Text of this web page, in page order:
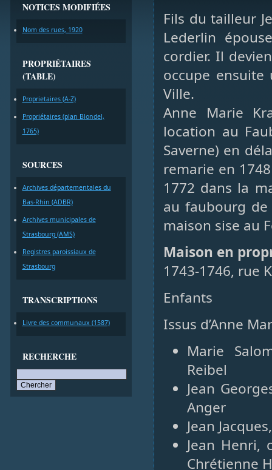
NOTICES MODIFIÉES
Nom des rues, 1920
PROPRIÉTAIRES
(TABLE)
Proprietaires (A-Z)
Propriétaires (plan Blondel,
1765)
SOURCES
Archives départementales du
Bas-Rhin (ADBR)
Archives municipales de
Strasbourg (AMS)
Registres paroissiaux de
Strasbourg
TRANSCRIPTIONS
Livre des communaux (1587)
RECHERCHE
Fils du tailleur
Lederlin
cordier. Il
occupe
Ville.
Anne Marie
location au
Saverne) en
remarie en
1772 dans la
au faubourg de
maison sise au
Maison en
1743-1746, rue
Enfants
Issus d’Anne
Marie
Reibel
Jean
Anger
Jean
Jean Henri,
Chrétienne